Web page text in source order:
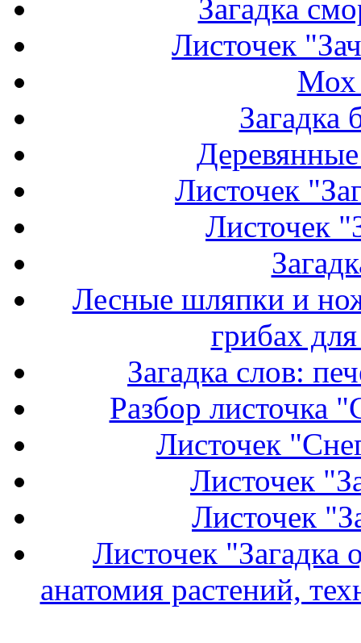
Загадка
Листочек
Мох
Загадка
Листочек
Листочек
Лесные шляпки и
грибах
Загадка слов:
Разбор листочка
Листочек
Листочек
Листочек
Листочек "Загадка
анатомия растений,